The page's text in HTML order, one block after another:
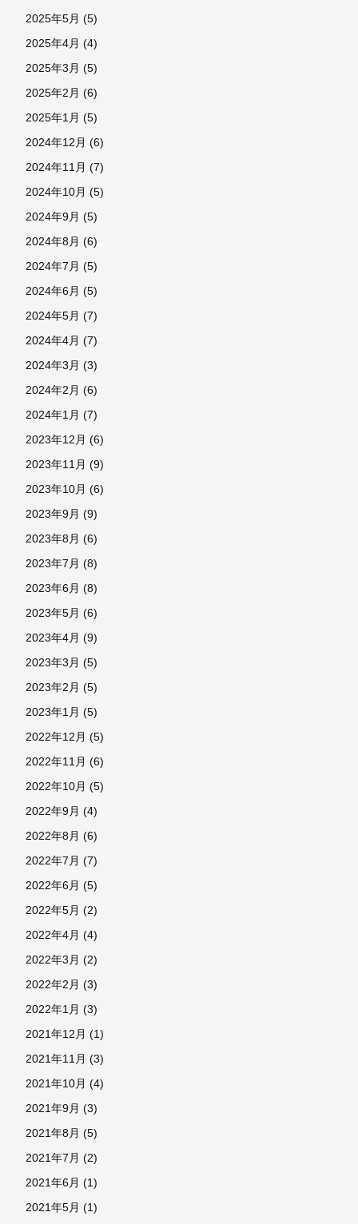
2025年5月 (5)
2025年4月 (4)
2025年3月 (5)
2025年2月 (6)
2025年1月 (5)
2024年12月 (6)
2024年11月 (7)
2024年10月 (5)
2024年9月 (5)
2024年8月 (6)
2024年7月 (5)
2024年6月 (5)
2024年5月 (7)
2024年4月 (7)
2024年3月 (3)
2024年2月 (6)
2024年1月 (7)
2023年12月 (6)
2023年11月 (9)
2023年10月 (6)
2023年9月 (9)
2023年8月 (6)
2023年7月 (8)
2023年6月 (8)
2023年5月 (6)
2023年4月 (9)
2023年3月 (5)
2023年2月 (5)
2023年1月 (5)
2022年12月 (5)
2022年11月 (6)
2022年10月 (5)
2022年9月 (4)
2022年8月 (6)
2022年7月 (7)
2022年6月 (5)
2022年5月 (2)
2022年4月 (4)
2022年3月 (2)
2022年2月 (3)
2022年1月 (3)
2021年12月 (1)
2021年11月 (3)
2021年10月 (4)
2021年9月 (3)
2021年8月 (5)
2021年7月 (2)
2021年6月 (1)
2021年5月 (1)